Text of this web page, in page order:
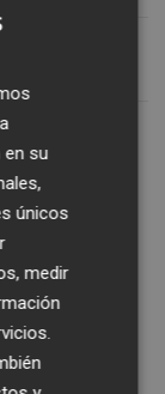
en su
únicos
medir